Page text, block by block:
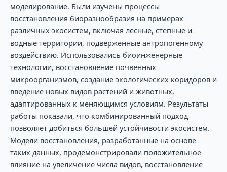
моделирование. Были изучены процессы
восстановления биоразнообразия на примерах
различных экосистем, включая лесные, степные и
водные территории, подверженные антропогенному
воздействию. Использовались биоинженерные
технологии, восстановление почвенных
микроорганизмов, создание экологических коридоров и
введение новых видов растений и животных,
адаптированных к меняющимся условиям. Результаты
работы показали, что комбинированный подход
позволяет добиться большей устойчивости экосистем.
Модели восстановления, разработанные на основе
таких данных, продемонстрировали положительное
влияние на увеличение числа видов, восстановление